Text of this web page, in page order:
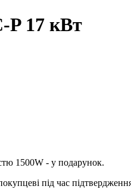
P 17 кВт
1500W - у подарунок.
під час